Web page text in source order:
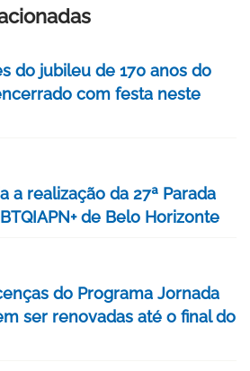
do jubileu de 170 anos do
com festa neste
a realização da 27ª Parada
de Belo Horizonte
do Programa Jornada
ser renovadas até o final do